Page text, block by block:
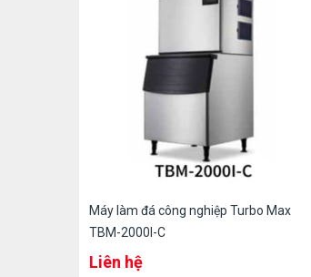
Máy làm đá công nghiệp Turbo Max
TBM-2000I-C
Liên hệ